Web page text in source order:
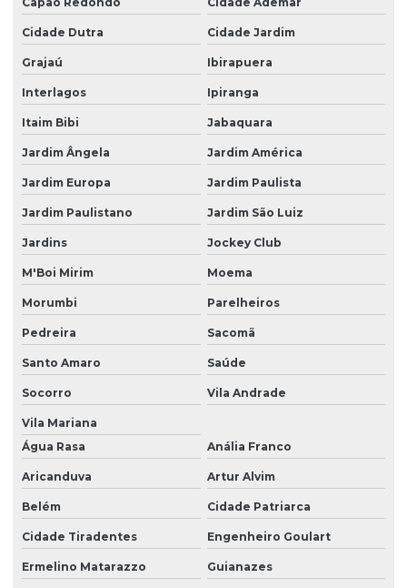
Cidade Dutra Cidade Jardim
Grajaú Ibirapuera
Interlagos Ipiranga
Itaim Bibi Jabaquara
Jardim Ângela Jardim América
Jardim Europa Jardim Paulista
Jardim Paulistano Jardim São Luiz
Jardins Jockey Club
M'Boi Mirim Moema
Morumbi Parelheiros
Pedreira Sacomã
Santo Amaro Saúde
Socorro Vila Andrade
Vila Mariana
Água Rasa
Anália Franco
Aricanduva Artur Alvim
Belém Cidade Patriarca
Cidade Tiradentes Engenheiro Goulart
Ermelino Matarazzo Guianazes